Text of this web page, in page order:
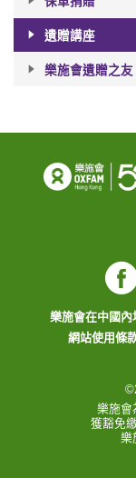
遺贈講座
樂施會遺贈之友
樂施會在中國內
網站使用條
樂施會
獲豁免
樂